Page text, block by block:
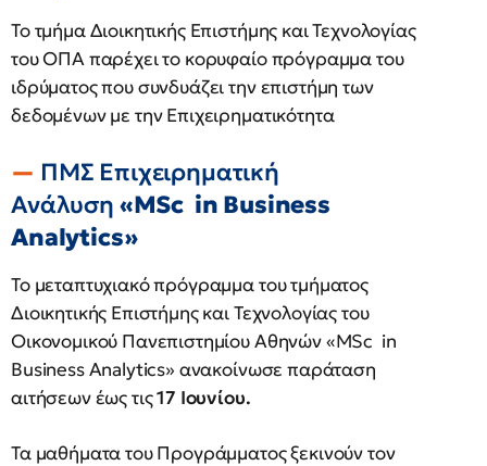
Το τμήμα Διοικητικής Επιστήμης και Τεχνολογίας
του ΟΠΑ παρέχει το κορυφαίο πρόγραμμα του
ιδρύματος που συνδυάζει την επιστήμη των
δεδομένων με την Επιχειρηματικότητα
ΠΜΣ Επιχειρηματική
Ανάλυση «MSc in Business
Analytics»
Το μεταπτυχιακό πρόγραμμα του τμήματος
Διοικητικής Επιστήμης και Τεχνολογίας του
Οικονομικού Πανεπιστημίου Αθηνών «MSc in
Business Analytics» ανακοίνωσε παράταση
αιτήσεων έως τις17 Ιουνίου.
Τα μαθήματα του Προγράμματος ξεκινούν τον